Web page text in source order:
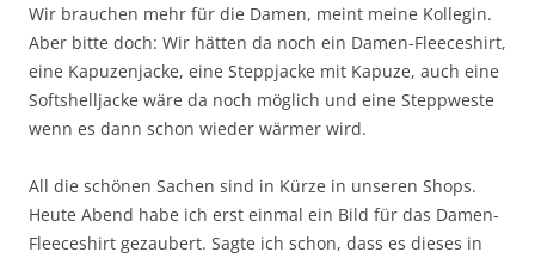
Wir brauchen mehr für die Damen, meint meine Kollegin.
Aber bitte doch: Wir hätten da noch ein Damen-Fleeceshirt,
eine Kapuzenjacke, eine Steppjacke mit Kapuze, auch eine
Softshelljacke wäre da noch möglich und eine Steppweste
wenn es dann schon wieder wärmer wird.
All die schönen Sachen sind in Kürze in unseren Shops.
Heute Abend habe ich erst einmal ein Bild für das Damen-
Fleeceshirt gezaubert. Sagte ich schon, dass es dieses in